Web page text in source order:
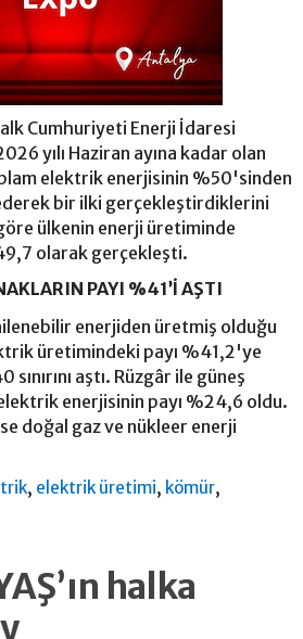
Cumhuriyeti Enerji İdaresi
yılı Haziran ayına kadar olan
elektrik enerjisinin %50'sinden
bir ilki gerçekleştirdiklerini
ülkenin enerji üretiminde
olarak gerçekleşti.
PAYI %41’İ AŞTI
enerjiden üretmiş olduğu
üretimindeki payı %41,2'ye
aştı. Rüzgâr ile güneş
enerjisinin payı %24,6 oldu.
doğal gaz ve nükleer enerji
, elektrik üretimi, kömür,
halka